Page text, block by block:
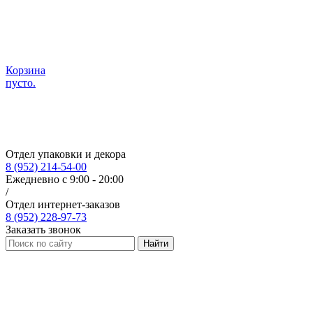
Корзина
пусто.
Отдел упаковки и декора
8 (952) 214-54-00
Ежедневно с 9:00 - 20:00
/
Отдел интернет-заказов
8 (952) 228-97-73
Заказать звонок
Найти